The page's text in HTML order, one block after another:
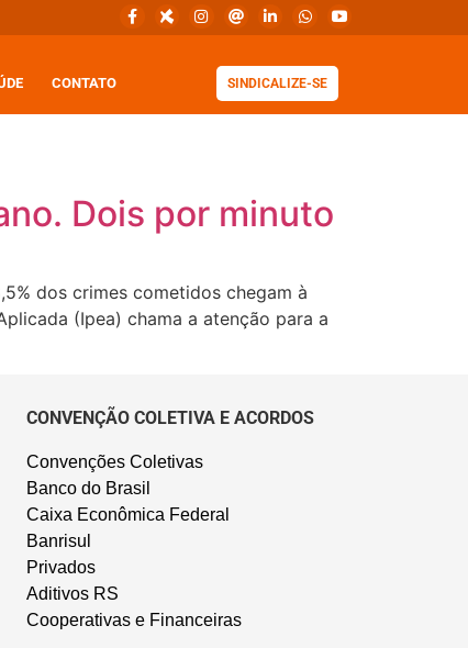
CONTATO SINDICALIZE-SE
Dois por minuto
dos crimes cometidos chegam à
(Ipea) chama a atenção para a
CONVENÇÃO COLETIVA E ACORDOS
Convenções Coletivas
Banco do Brasil
Caixa Econômica Federal
Banrisul
Privados
Aditivos RS
Cooperativas e Financeiras